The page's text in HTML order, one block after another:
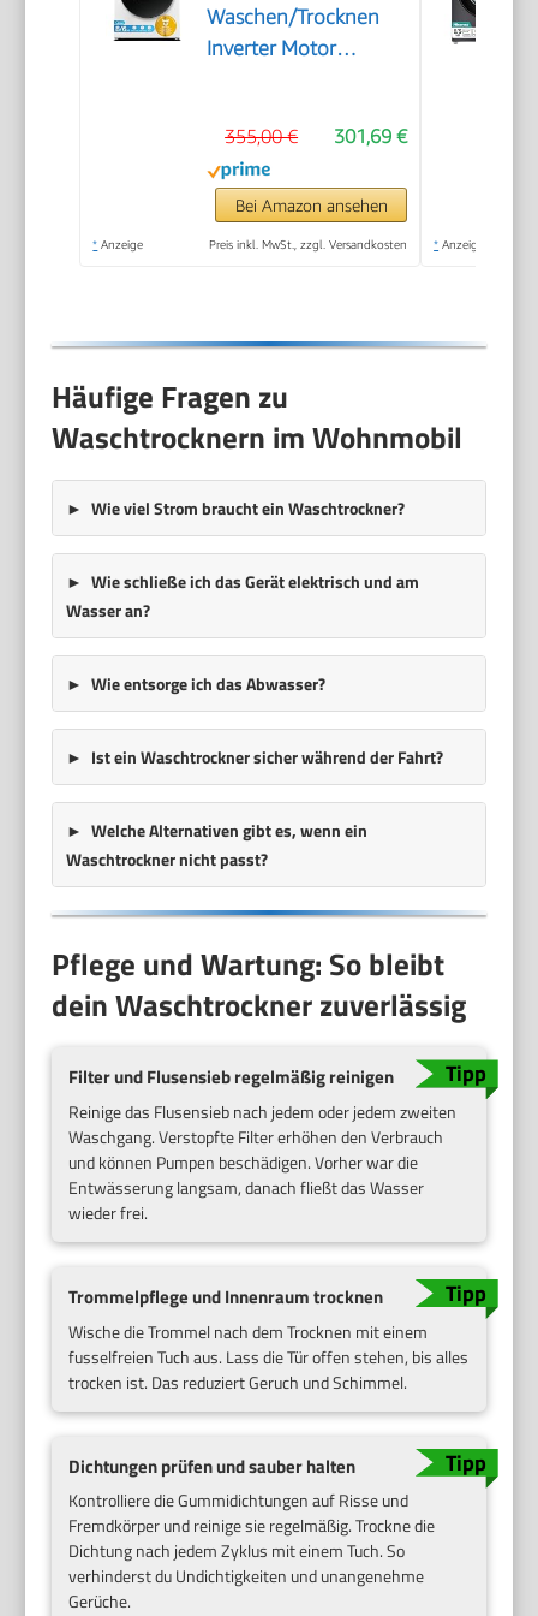
Waschen/Trocknen
Inverter Motor
301,69 €
355,00 €
Bei Amazon ansehen
* Anzeige Preis inkl. MwSt., zzgl. Versandkosten * Anzeige
Häufige Fragen zu
Waschtrocknern im Wohnmobil
Wie viel Strom braucht ein Waschtrockner?
Wie schließe ich das Gerät elektrisch und am
Wasser an?
Wie entsorge ich das Abwasser?
Ist ein Waschtrockner sicher während der Fahrt?
Welche Alternativen gibt es, wenn ein
Waschtrockner nicht passt?
Pflege und Wartung: So bleibt
dein Waschtrockner zuverlässig
Filter und Flusensieb regelmäßig reinigen
Reinige das Flusensieb nach jedem oder jedem zweiten
Waschgang. Verstopfte Filter erhöhen den Verbrauch
und können Pumpen beschädigen. Vorher war die
Entwässerung langsam, danach fließt das Wasser
wieder frei.
Trommelpflege und Innenraum trocknen
Wische die Trommel nach dem Trocknen mit einem
fusselfreien Tuch aus. Lass die Tür offen stehen, bis alles
trocken ist. Das reduziert Geruch und Schimmel.
Dichtungen prüfen und sauber halten
Kontrolliere die Gummidichtungen auf Risse und
Fremdkörper und reinige sie regelmäßig. Trockne die
Dichtung nach jedem Zyklus mit einem Tuch. So
verhinderst du Undichtigkeiten und unangenehme
Gerüche.